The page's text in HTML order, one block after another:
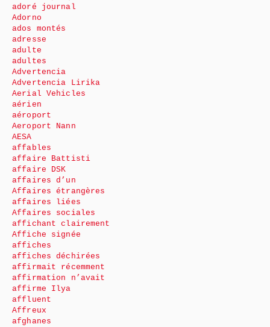
adoré journal
Adorno
ados montés
adresse
adulte
adultes
Advertencia
Advertencia Lirika
Aerial Vehicles
aérien
aéroport
Aeroport Nann
AESA
affables
affaire Battisti
affaire DSK
affaires d’un
Affaires étrangères
affaires liées
Affaires sociales
affichant clairement
Affiche signée
affiches
affiches déchirées
affirmait récemment
affirmation n’avait
affirme Ilya
affluent
Affreux
afghanes